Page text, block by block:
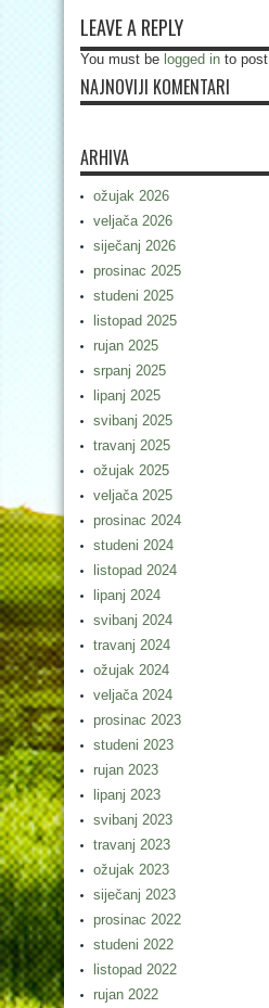
LEAVE A REPLY
You must be logged in to
NAJNOVIJI KOMENTARI
ARHIVA
ožujak 2026
veljača 2026
siječanj 2026
prosinac 2025
studeni 2025
listopad 2025
rujan 2025
srpanj 2025
lipanj 2025
svibanj 2025
travanj 2025
ožujak 2025
veljača 2025
prosinac 2024
studeni 2024
listopad 2024
lipanj 2024
svibanj 2024
travanj 2024
ožujak 2024
veljača 2024
prosinac 2023
studeni 2023
rujan 2023
lipanj 2023
svibanj 2023
travanj 2023
ožujak 2023
siječanj 2023
prosinac 2022
studeni 2022
listopad 2022
rujan 2022